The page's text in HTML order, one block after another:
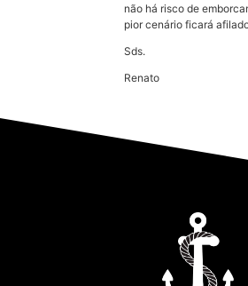
não há risco de
pior cenário ficará
Sds.
Renato